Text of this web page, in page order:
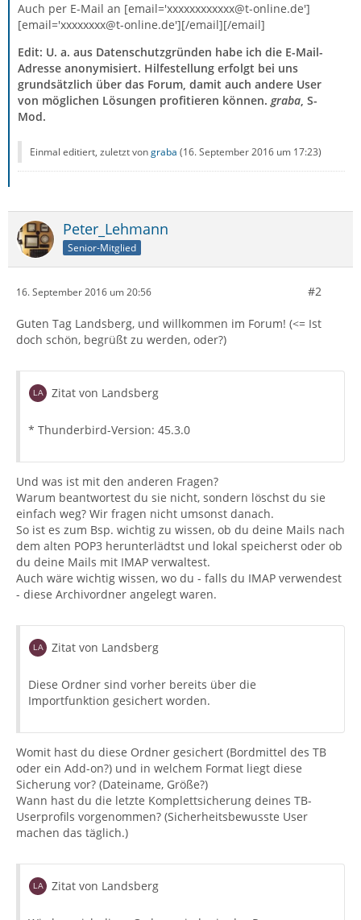
Auch per E-Mail an [email='xxxxxxxxxxxx@t-online.de']
[email='xxxxxxxx@t-online.de'][/email][/email]
Edit: U. a. aus Datenschutzgründen habe ich die E-Mail-
Adresse anonymisiert. Hilfestellung erfolgt bei uns
grundsätzlich über das Forum, damit auch andere User
von möglichen Lösungen profitieren können. graba, S-
Mod.
Einmal editiert, zuletzt vongraba (16. September 2016 um 17:23)
Peter_Lehmann
Senior-Mitglied
16. September 2016 um 20:56 #2
Guten Tag Landsberg, und willkommen im Forum! (<= Ist
doch schön, begrüßt zu werden, oder?)
Zitat von Landsberg
* Thunderbird-Version: 45.3.0
Und was ist mit den anderen Fragen?
Warum beantwortest du sie nicht, sondern löschst du sie
einfach weg? Wir fragen nicht umsonst danach.
So ist es zum Bsp. wichtig zu wissen, ob du deine Mails nach
dem alten POP3 herunterlädtst und lokal speicherst oder ob
du deine Mails mit IMAP verwaltest.
Auch wäre wichtig wissen, wo du - falls du IMAP verwendest
- diese Archivordner angelegt waren.
Zitat von Landsberg
Diese Ordner sind vorher bereits über die
Importfunktion gesichert worden.
Womit hast du diese Ordner gesichert (Bordmittel des TB
oder ein Add-on?) und in welchem Format liegt diese
Sicherung vor? (Dateiname, Größe?)
Wann hast du die letzte Komplettsicherung deines TB-
Userprofils vorgenommen? (Sicherheitsbewusste User
machen das täglich.)
Zitat von Landsberg